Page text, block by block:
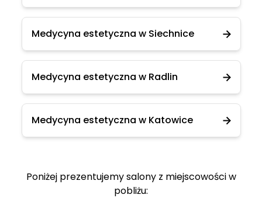
Medycyna estetyczna w Siechnice
Medycyna estetyczna w Radlin
Medycyna estetyczna w Katowice
Poniżej prezentujemy salony z miejscowości w
pobliżu: